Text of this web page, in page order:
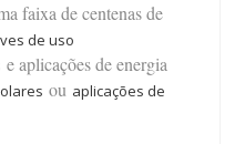
faixa de centenas de
de uso
e aplicações de energia
ou aplicações de